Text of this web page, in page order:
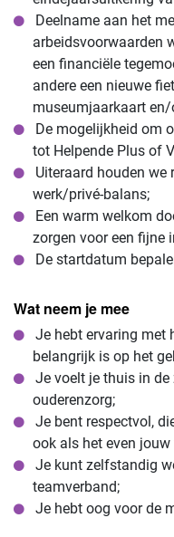
Deelname aan het
arbeidsvoorwaarden
een financiële
andere een nieuwe
museumjaarkaart
De mogelijkheid om
tot Helpende Plus of
Uiteraard houden we
werk/privé-balans;
Een warm welkom
zorgen voor een fijne
De startdatum
Wat neem je mee
Je hebt ervaring met
belangrijk is op het
Je voelt je thuis in
ouderenzorg;
Je bent respectvol,
ook als het even
Je kunt zelfstandig
teamverband;
Je hebt oog voor de